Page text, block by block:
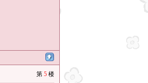
第 5 楼